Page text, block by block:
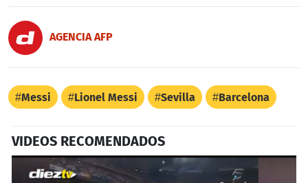
AGENCIA AFP
Messi Lionel Messi Sevilla Barcelona
VIDEOS RECOMENDADOS